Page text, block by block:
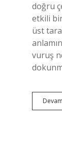
doğru
etkili
üst
vuruş